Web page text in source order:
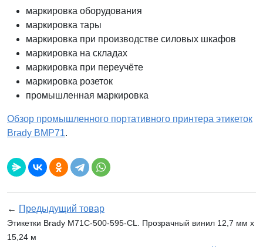
маркировка оборудования
маркировка тары
маркировка при производстве силовых шкафов
маркировка на складах
маркировка при переучёте
маркировка розеток
промышленная маркировка
Обзор промышленного портативного принтера этикеток
Brady BMP71.
← Предыдущий товар
Этикетки Brady M71C-500-595-CL. Прозрачный винил 12,7 мм x
15,24 м